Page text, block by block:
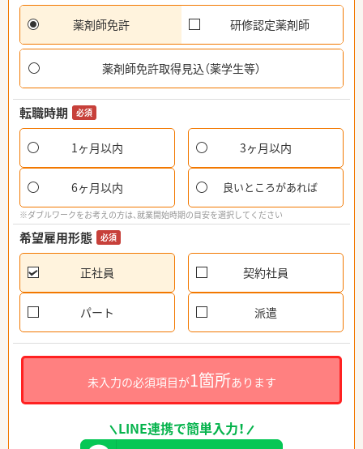
薬剤師免許 研修認定薬剤師
薬剤師免許取得見込（薬学生等）
転職時期 必須
1ヶ月以内 3ヶ月以内
6ヶ月以内 良いところがあれば
※ダブルワークをお考えの方は、就業開始時期の目安を選択してください
希望雇用形態 必須
正社員 契約社員
パート 派遣
未入力の必須項目が1箇所あります
LINE連携で簡単入力！